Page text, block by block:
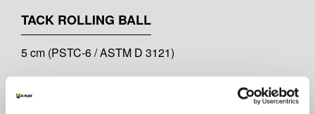
TACK ROLLING BALL
5 cm (PSTC-6 / ASTM D 3121)
TEMPERATURA DI SERVIZIO